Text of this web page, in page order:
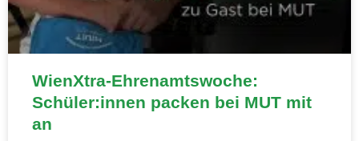
WienXtra-Ehrenamtswoche:
Schüler:innen packen bei MUT mit
an